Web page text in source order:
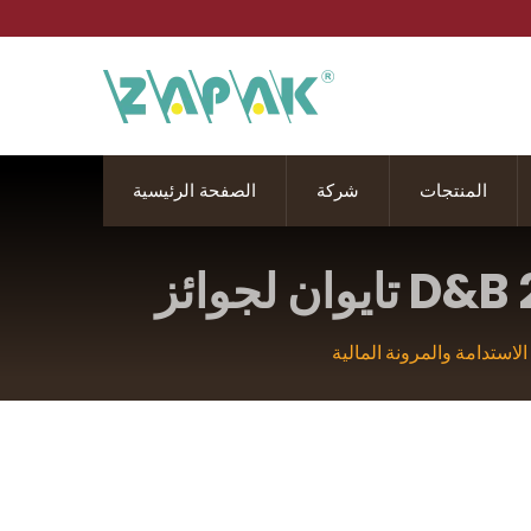
الصفحة الرئيسية شركة المنتجات
Pantech International Inc. تفوز بجائزة 2025 D&B تايوان لجوائز
المالية